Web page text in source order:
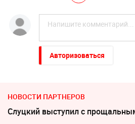
Авторизоваться
НОВОСТИ ПАРТНЕРОВ
Слуцкий выступил с